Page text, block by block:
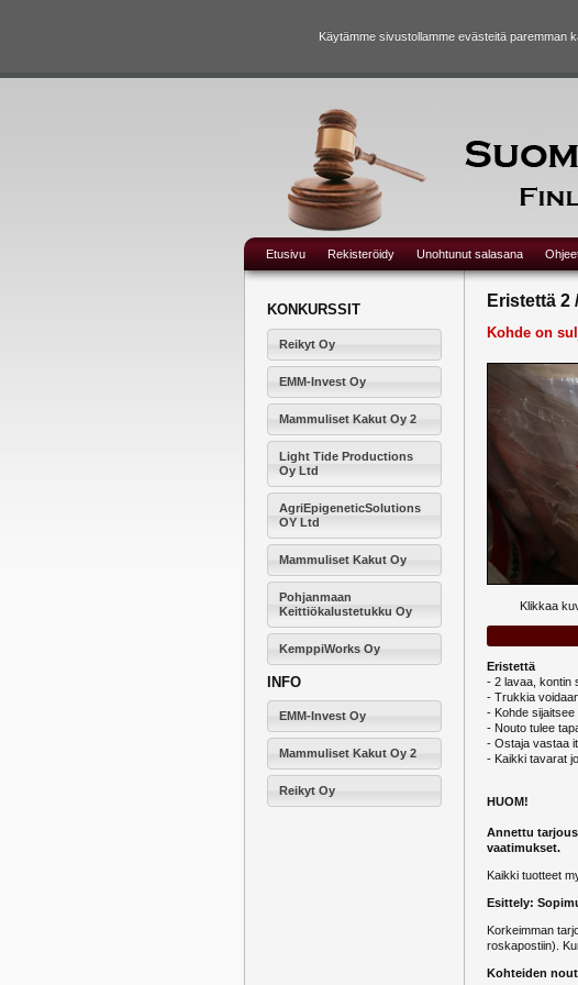
Käytämme sivustollamme evästeitä paremman
Etusivu Rekisteröidy Unohtunut salasana
KONKURSSIT
Reikyt Oy
EMM-Invest Oy
Mammuliset Kakut Oy 2
Light Tide Productions
Oy Ltd
AgriEpigeneticSolutions
OY Ltd
Mammuliset Kakut Oy
Pohjanmaan
Keittiökalustetukku Oy
KemppiWorks Oy
INFO
EMM-Invest Oy
Mammuliset Kakut Oy 2
Reikyt Oy
Eristettä 2
Kohde on
Klikkaa
Eristettä
- 2 lavaa, kontin
- Trukkia
- Kohde sijaitsee
- Nouto tulee
- Ostaja vastaa
- Kaikki tavarat
HUOM!
Annettu
vaatimukset.
Kaikki tuotteet
Esittely:
Korkeimman
roskapostiin).
Kohteiden